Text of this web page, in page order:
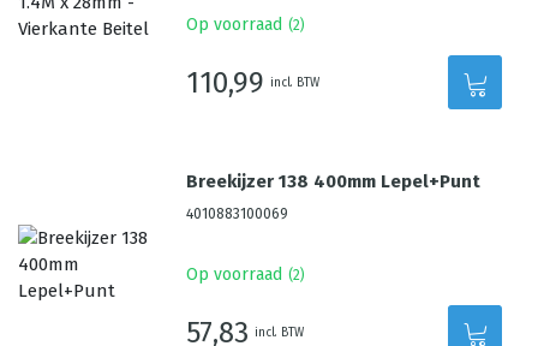
Op voorraad (2)
110,99 incl. BTW
Breekijzer 138 400mm Lepel+Punt
4010883100069
Op voorraad (2)
57,83 incl. BTW